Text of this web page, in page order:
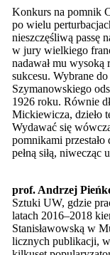
Konkurs na pomnik
po wielu
nieszczęśliwą passę
w jury wielkiego
nadawał mu wysoką
sukcesu. Wybrane do
Szymanowskiego
1926 roku. Równie
Mickiewicza, dzieło
Wydawać się
pomnikami przestało
pełną siłą,
prof. Andrzej
Sztuki UW, gdzie
latach 2016–2018
Stanisławowską w
licznych publikacji,